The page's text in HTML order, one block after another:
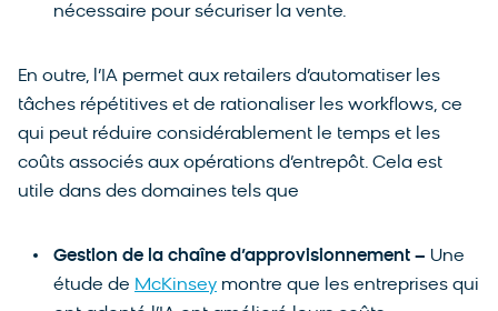
nécessaire pour sécuriser la vente.
En outre, l’IA permet aux retailers d’automatiser les
tâches répétitives et de rationaliser les workflows, ce
qui peut réduire considérablement le temps et les
coûts associés aux opérations d’entrepôt. Cela est
utile dans des domaines tels que
Gestion de la chaîne d’approvisionnement – Une
étude de McKinsey montre que les entreprises qui